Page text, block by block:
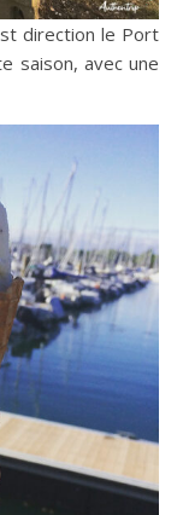
direction le Port
saison, avec une